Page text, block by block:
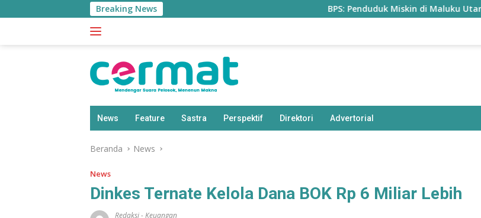
ke
Breaking News BPS: Penduduk Miskin di Maluku Utara
News Feature Sastra Perspektif Direktori Advertorial
Beranda News
News
Dinkes Ternate Kelola Dana BOK Rp 6 Miliar Lebih
Redaksi-Keuangan